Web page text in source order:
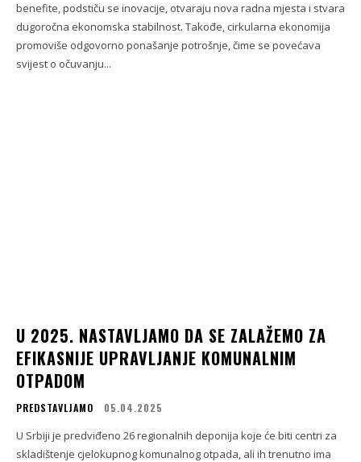
benefite, podstiču se inovacije, otvaraju nova radna mjesta i stvara
dugoročna ekonomska stabilnost. Takođe, cirkularna ekonomija
promoviše odgovorno ponašanje potrošnje, čime se povećava
svijest o očuvanju...
U 2025. NASTAVLJAMO DA SE ZALAŽEMO ZA
EFIKASNIJE UPRAVLJANJE KOMUNALNIM
OTPADOM
PREDSTAVLJAMO 05.04.2025
U Srbiji je predviđeno 26 regionalnih deponija koje će biti centri za
skladištenje cjelokupnog komunalnog otpada, ali ih trenutno ima